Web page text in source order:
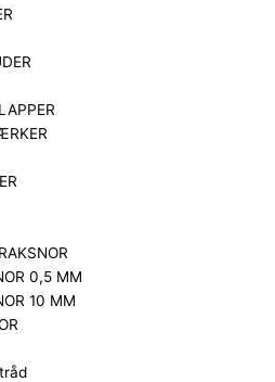
0,5 MM
10 MM